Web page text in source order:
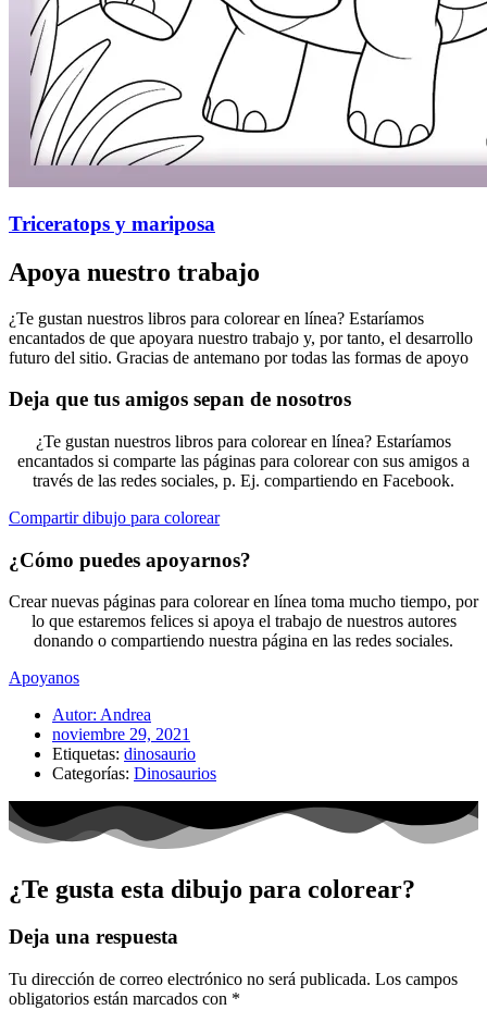
Triceratops y mariposa
Apoya nuestro trabajo
¿Te gustan nuestros libros para colorear en línea? Estaríamos
encantados de que apoyara nuestro trabajo y, por tanto, el desarrollo
futuro del sitio. Gracias de antemano por todas las formas de apoyo
Deja que tus amigos sepan de nosotros
¿Te gustan nuestros libros para colorear en línea? Estaríamos
encantados si comparte las páginas para colorear con sus amigos a
través de las redes sociales, p. Ej. compartiendo en Facebook.
Compartir dibujo para colorear
¿Cómo puedes apoyarnos?
Crear nuevas páginas para colorear en línea toma mucho tiempo, por
lo que estaremos felices si apoya el trabajo de nuestros autores
donando o compartiendo nuestra página en las redes sociales.
Apoyanos
Autor: Andrea
noviembre 29, 2021
Etiquetas: dinosaurio
Categorías: Dinosaurios
¿Te gusta esta dibujo para colorear?
Deja una respuesta
Tu dirección de correo electrónico no será publicada. Los campos
obligatorios están marcados con *